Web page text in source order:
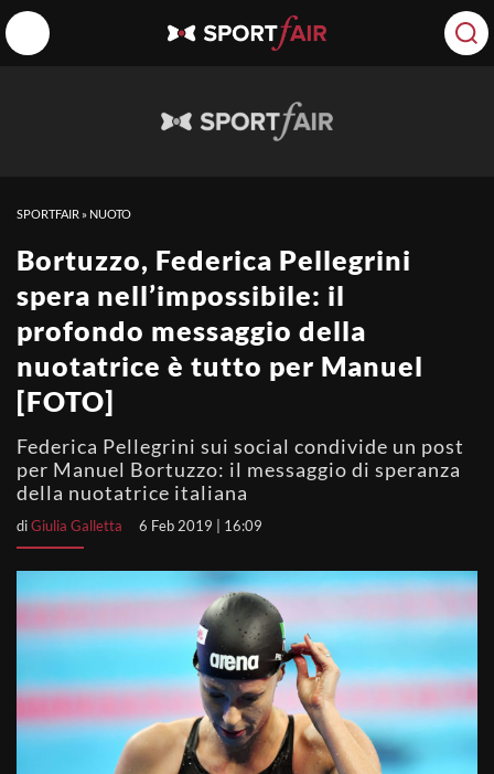
SPORTFAIR » NUOTO
Bortuzzo, Federica Pellegrini
spera nell’impossibile: il
profondo messaggio della
nuotatrice è tutto per Manuel
[FOTO]
Federica Pellegrini sui social condivide un post
per Manuel Bortuzzo: il messaggio di speranza
della nuotatrice italiana
diGiulia Galletta 6 Feb 2019 | 16:09